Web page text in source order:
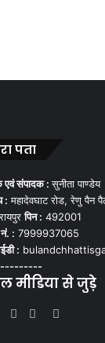
पता
एवं संपादक :सुनीता पाण्डेय
: महादेवघाट रोड, रेणु पैन
पिन : 492001
नं. : 7999937065
:
मीडिया से जुड़े
TwitterYouTubeInstagram